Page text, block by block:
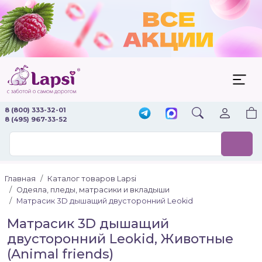
8 (800) 333-32-01
8 (495) 967-33-52
Главная
Каталог товаров Lapsi
Одеяла, пледы, матрасики и вкладыши
Матрасик 3D дышащий двусторонний Leokid
Матрасик 3D дышащий
двусторонний Leokid, Животные
(Animal friends)